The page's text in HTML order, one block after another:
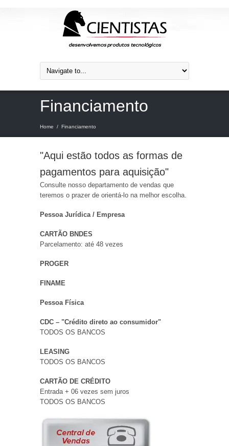
Financiamento
Home / Financiamento
"Aqui estão todos as formas de
pagamentos para aquisição"
Consulte nosso departamento de vendas que
teremos o prazer de orientá-lo na melhor escolha.
Pessoa Jurídica / Empresa
CARTÃO BNDES
Parcelamento: até 48 vezes
PROGER
FINAME
Pessoa Física
CDC – "Crédito direto ao consumidor"
TODOS OS BANCOS
LEASING
TODOS OS BANCOS
CARTÃO DE CRÉDITO
Entrada + 06 vezes sem juros
TODOS OS BANCOS